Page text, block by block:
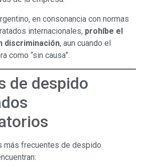
en consonancia con normas
internacionales, prohíbe el
discriminación, aun cuando el
como “sin causa”.
de despido
más frecuentes de despido